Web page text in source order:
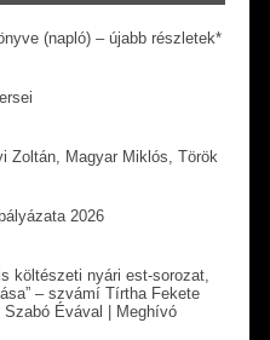
(napló) – újabb részletek*
Zoltán, Magyar Miklós, Török
2026
költészeti nyári est-sorozat,
– szvámí Tírtha Fekete
Évával | Meghívó